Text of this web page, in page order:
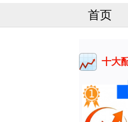
首页
十大